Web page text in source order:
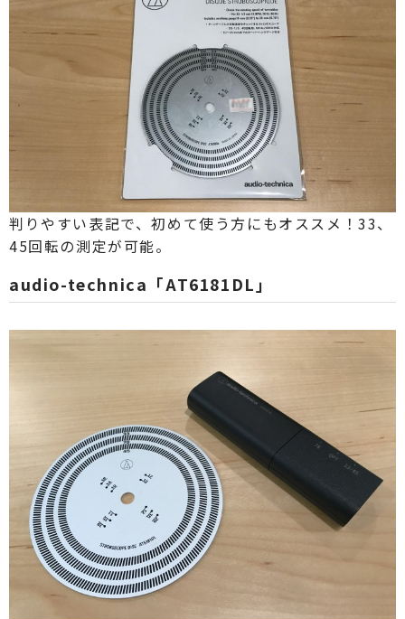
判りやすい表記で、初めて使う方にもオススメ！33、
45回転の測定が可能。
audio-technica「AT6181DL」